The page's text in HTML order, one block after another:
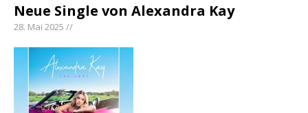
Neue Single von Alexandra Kay
28. Mai 2025 //